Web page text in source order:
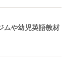
ムや幼児英語教材